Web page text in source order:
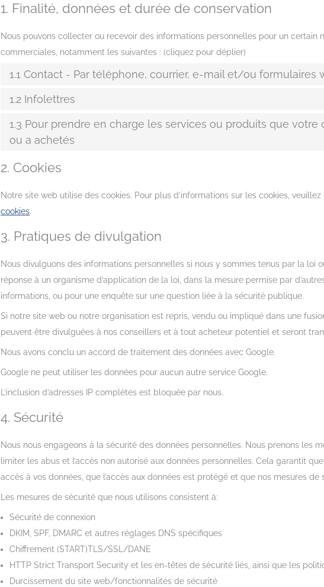
1. Finalité, données et durée de conservation
Nous pouvons collecter ou recevoir des informations personnelles pour un certain
commerciales, notamment les suivantes : (cliquez pour déplier)
1.1 Contact - Par téléphone, courrier, e-mail et/ou formulaires
1.2 Infolettres
1.3 Pour prendre en charge les services ou produits que
ou a achetés
2. Cookies
Notre site web utilise des cookies. Pour plus d’informations sur les cookies,
cookies.
3. Pratiques de divulgation
Nous divulguons des informations personnelles si nous y sommes tenus par la loi
réponse à un organisme d’application de la loi, dans la mesure permise par
informations, ou pour une enquête sur une question liée à la sécurité publique.
Si notre site web ou notre organisation est repris, vendu ou impliqué dans une
peuvent être divulguées à nos conseillers et à tout acheteur potentiel et seront
Nous avons conclu un accord de traitement des données avec Google.
Google ne peut utiliser les données pour aucun autre service Google.
L’inclusion d’adresses IP complètes est bloquée par nous.
4. Sécurité
Nous nous engageons à la sécurité des données personnelles. Nous prenons les
limiter les abus et l’accès non autorisé aux données personnelles. Cela garantit
accès à vos données, que l’accès aux données est protégé et que nos mesures
Les mesures de sécurité que nous utilisons consistent à:
Sécurité de connexion
DKIM, SPF, DMARC et autres réglages DNS spécifiques
Chiffrement (START)TLS/SSL/DANE
HTTP Strict Transport Security et les en-têtes de sécurité liés, ainsi que les
Durcissement du site web/fonctionnalités de sécurité